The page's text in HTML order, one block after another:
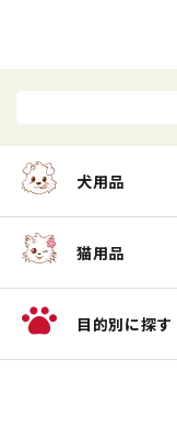
犬用品
猫用品
目的別に探す